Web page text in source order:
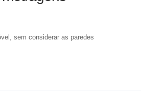
sem considerar as paredes